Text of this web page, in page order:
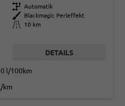
Getriebe Automatik
Außenfarbe
Blackmagic Perleffekt
Kilometerstand
10 km
DETAILS
l/100km
km